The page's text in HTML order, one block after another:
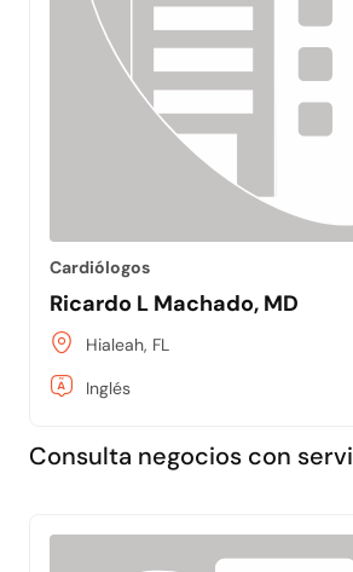
Cardiólogos
Ricardo L Machado, MD
Hialeah, FL
Inglés
Consulta negocios con